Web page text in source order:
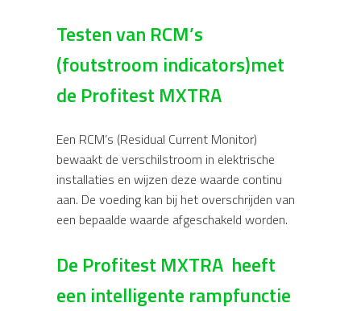
Testen van RCM’s
(foutstroom indicators)met
de Profitest MXTRA
Een RCM’s (Residual Current Monitor)
bewaakt de verschilstroom in elektrische
installaties en wijzen deze waarde continu
aan. De voeding kan bij het overschrijden van
een bepaalde waarde afgeschakeld worden.
De Profitest MXTRA heeft
een intelligente rampfunctie